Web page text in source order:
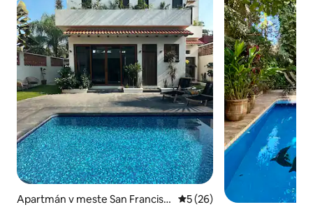
Apartmán v meste San Francisc
Priemerné ohodnotenie 5
5 (26)